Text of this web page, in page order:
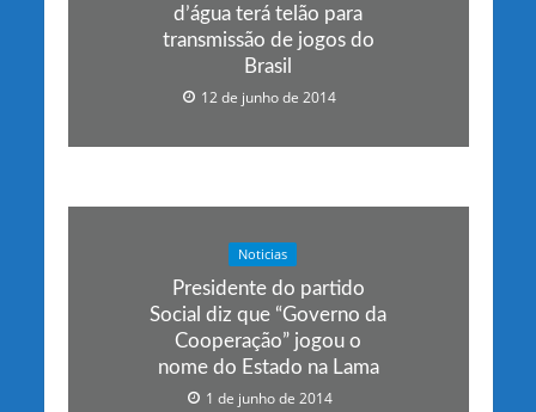
d’água terá telão para
transmissão de jogos do
Brasil
12 de junho de 2014
Noticias
Presidente do partido
Social diz que “Governo da
Cooperação” jogou o
nome do Estado na Lama
1 de junho de 2014